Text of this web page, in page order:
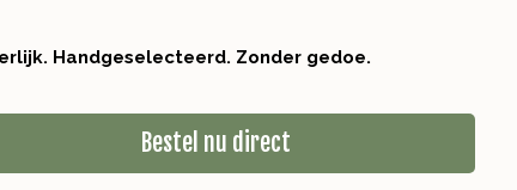
Handgeselecteerd. Zonder gedoe.
Bestel nu direct